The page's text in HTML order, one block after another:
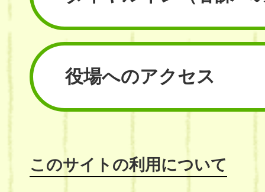
役場へのアクセス
このサイトの利用について